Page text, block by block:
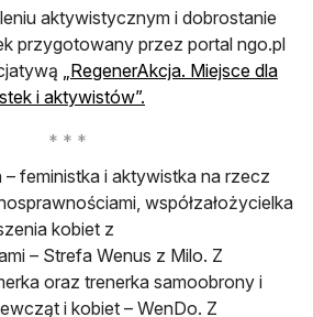
aktywistycznym i dobrostanie
przygotowany przez portal ngo.pl
„RegenerAkcja. Miejsce dla
i aktywistów”.
– feministka i aktywistka na rzecz
współzałożycielka
kobiet z
– Strefa Wenus z Milo. Z
oraz trenerka samoobrony i
i kobiet – WenDo. Z